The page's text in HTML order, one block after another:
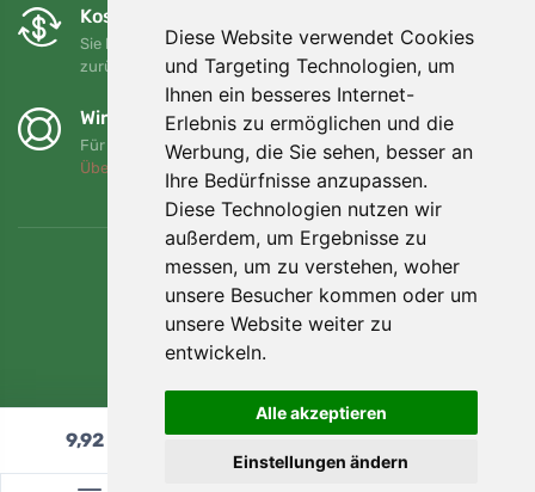
Diese Website verwendet Cookies
und Targeting Technologien, um
Ihnen ein besseres Internet-
Erlebnis zu ermöglichen und die
Werbung, die Sie sehen, besser an
Ihre Bedürfnisse anzupassen.
Diese Technologien nutzen wir
außerdem, um Ergebnisse zu
messen, um zu verstehen, woher
unsere Besucher kommen oder um
unsere Website weiter zu
entwickeln.
Alle akzeptieren
Einstellungen ändern
Kostenloser Umtausch und Rückgabe
Sie können Ihre Bestellung jederzeit innerhalb von 90 Tagen
zurückgeben oder umtauschen.
Wir unterstützen Trees.org
Für jede Bestellung pflanzen wir einen Baum! Mehr lesen
Über uns
9,92€ In den Warenkorb